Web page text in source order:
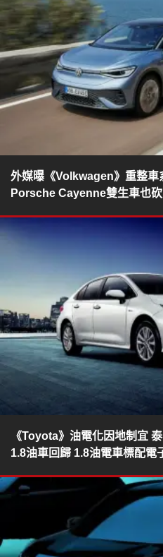
外媒曝《Volkwagen》重整車
Porsche Cayenne雙生車也砍
《Toyota》油電化因地制宜
1.8油車回歸 1.8油電車標配電